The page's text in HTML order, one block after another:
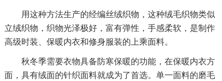
用这种方法生产的经编丝绒织物，这种绒毛织物类似
立绒织物，织物光泽极好，富有弹性，手感柔软，是制作
高级时装、保暖内衣和修身服装的上乘面料。
秋冬季需要衣物具备防寒保暖的功能，在保暖内衣方
面，具有绒面的针织面料就成为了首选。单一面料的磨毛